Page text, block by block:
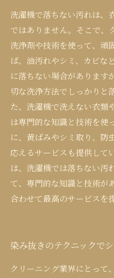
洗濯機で落ちない汚れは、
ではありません。そこで、
洗浄剤や技術を使って、頑
ば、油汚れやシミ、カビな
に落ちない場合があります
切な洗浄方法でしっかりと
た、洗濯機で洗えない衣類
は専門的な知識と技術を使
に、黄ばみやシミ取り、防
応えるサービスも提供して
は、洗濯機では落ちない汚
て、専門的な知識と技術が
合わせて最高のサービスを
染み抜きのテクニックで
クリーニング業界にとって